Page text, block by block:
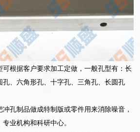
可根据客户要求加工定做，一般孔型有：长
孔、六角形孔、十字孔、三角孔、长圆孔
孔制品做成特制版或零件用来消除噪音，
业机构和科研中心。